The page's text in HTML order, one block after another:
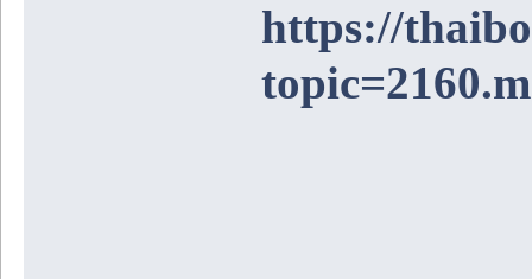
https://